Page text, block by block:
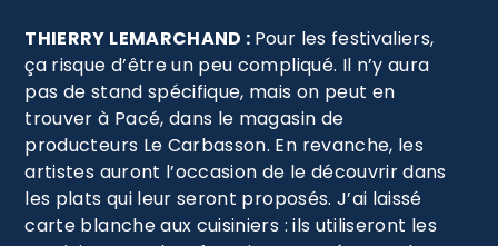
THIERRY LEMARCHAND : Pour les festivaliers,
ça risque d’être un peu compliqué. Il n’y aura
pas de stand spécifique, mais on peut en
trouver à Pacé, dans le magasin de
producteurs Le Carbasson. En revanche, les
artistes auront l’occasion de le découvrir dans
les plats qui leur seront proposés. J’ai laissé
carte blanche aux cuisiniers : ils utiliseront les